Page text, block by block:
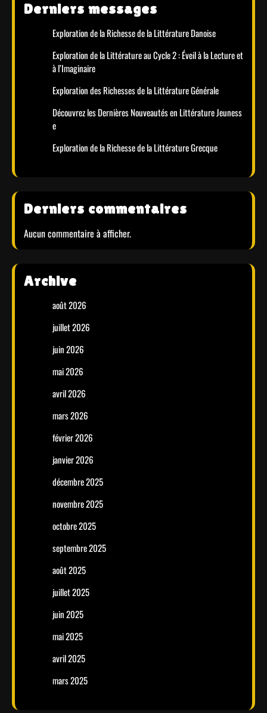
Derniers messages
Exploration de la Richesse de la Littérature Danoise
Exploration de la Littérature au Cycle 2 : Éveil à la Lecture et
à l’Imaginaire
Exploration des Richesses de la Littérature Générale
Découvrez les Dernières Nouveautés en Littérature Jeuness
e
Exploration de la Richesse de la Littérature Grecque
Derniers commentaires
Aucun commentaire à afficher.
Archive
août 2026
juillet 2026
juin 2026
mai 2026
avril 2026
mars 2026
février 2026
janvier 2026
décembre 2025
novembre 2025
octobre 2025
septembre 2025
août 2025
juillet 2025
juin 2025
mai 2025
avril 2025
mars 2025